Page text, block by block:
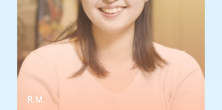
R.M.